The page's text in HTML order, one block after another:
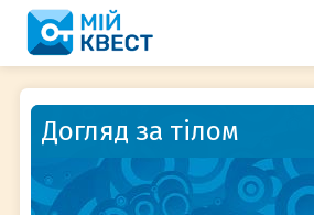
Перейти
вмісту
Догляд за тілом